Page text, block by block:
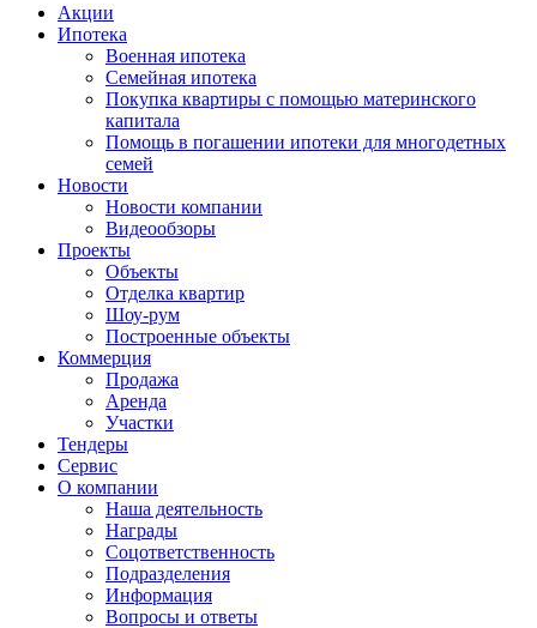
Акции
Ипотека
Военная ипотека
Семейная ипотека
Покупка квартиры с помощью материнского
капитала
Помощь в погашении ипотеки для многодетных
семей
Новости
Новости компании
Видеообзоры
Проекты
Объекты
Отделка квартир
Шоу-рум
Построенные объекты
Коммерция
Продажа
Аренда
Участки
Тендеры
Сервис
О компании
Наша деятельность
Награды
Соцответственность
Подразделения
Информация
Вопросы и ответы